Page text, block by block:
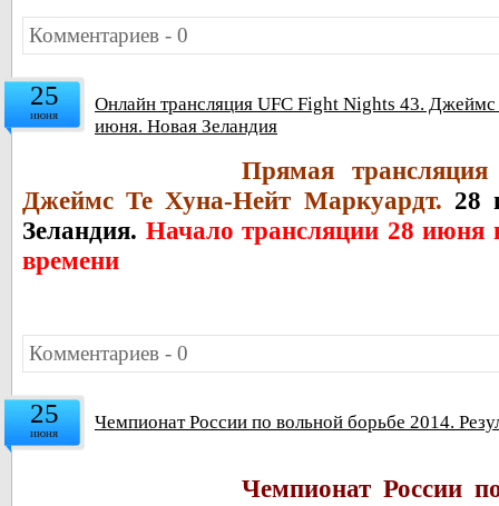
Комментариев - 0
25
июня
Онлайн трансляция UFC Fight Nights 43.
июня. Новая Зеландия
Прямая
Джеймс Те Хуна-Нейт Маркуардт. 28
Зеландия. Начало трансляции 28 июня
времени
Комментариев - 0
25
июня Чемпионат России по вольной борьбе 2014.
Чемпионат России